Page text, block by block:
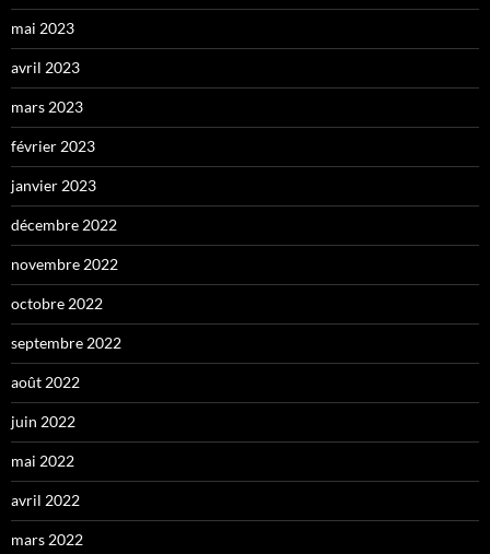
mai 2023
avril 2023
mars 2023
février 2023
janvier 2023
décembre 2022
novembre 2022
octobre 2022
septembre 2022
août 2022
juin 2022
mai 2022
avril 2022
mars 2022